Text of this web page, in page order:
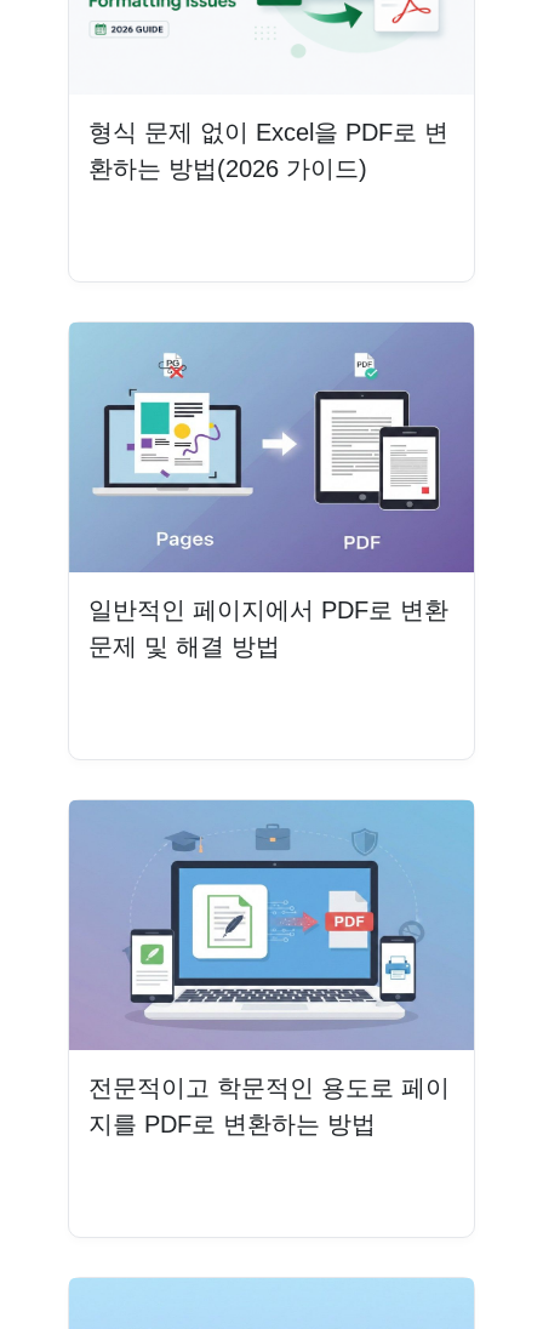
형식 문제 없이 Excel을 PDF로 변
환하는 방법(2026 가이드)
일반적인 페이지에서 PDF로 변환
문제 및 해결 방법
전문적이고 학문적인 용도로 페이
지를 PDF로 변환하는 방법